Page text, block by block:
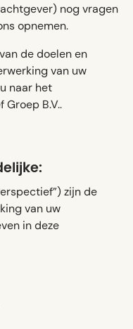
nog vragen
opnemen.
de doelen en
van uw
naar het
B.V..
zijn de
van uw
in deze